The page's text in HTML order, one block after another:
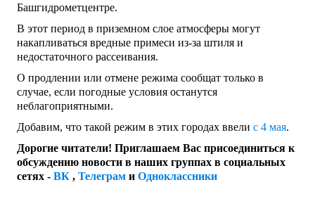
Башгидрометцентре.
В этот период в приземном слое атмосферы могут
накапливаться вредные примеси из-за штиля и
недостаточного рассеивания.
О продлении или отмене режима сообщат только в
случае, если погодные условия останутся
неблагоприятными.
Добавим, что такой режим в этих городах ввели с 4 мая.
Дорогие читатели! Приглашаем Вас присоединиться к
обсуждению новости в наших группах в социальных
сетях - ВК , Телеграм и Одноклассники